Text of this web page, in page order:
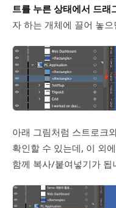
트를 누른 상태에서 드래
자 하는 개체에 끌어 놓
아래 그림처럼 스트로크
확인할 수 있는데, 이 외
함께 복사/붙여넣기가 됩